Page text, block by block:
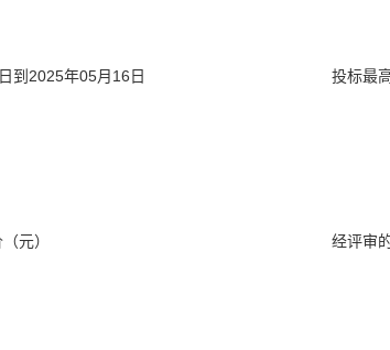
到2025年05月16日 投标最
元） 经评审